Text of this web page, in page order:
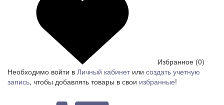
Избранное (0)
Необходимо войти в Личный кабинетили создать учетную
запись, чтобы добавлять товары в свои избранные!